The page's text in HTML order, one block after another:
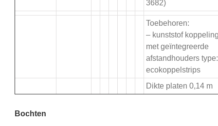
3682)
Toebehoren:
– kunststof
met geïntegreerde
afstandhouders type:
ecokoppelstrips
Dikte platen 0,14 m
Bochten